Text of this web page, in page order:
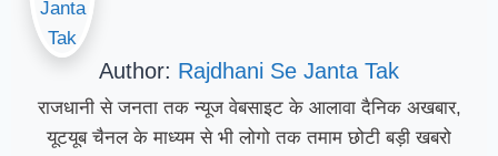
Author: Rajdhani Se Janta Tak
राजधानी से जनता तक न्यूज वेबसाइट के आलावा दैनिक अखबार,
यूटयूब चैनल के माध्यम से भी लोगो तक तमाम छोटी बड़ी खबरो